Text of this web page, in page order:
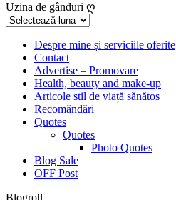
Uzina de gânduri ღ
Uzina
gânduriDespre mine și serviciile oferite
Contact
Advertise – Promovare
Health, beauty and make-up
Articole stil de viață sănătos
Recomăndări
Quotes
Quotes
Photo Quotes
Blog Sale
OFF Post